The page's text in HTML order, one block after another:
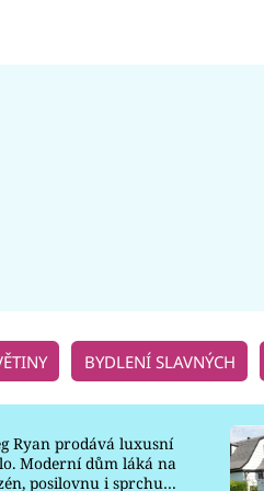
BYDLENÍ SLAVNÝCH
Ryan prodává luxusní
Moderní dům láká na
posilovnu i sprchu